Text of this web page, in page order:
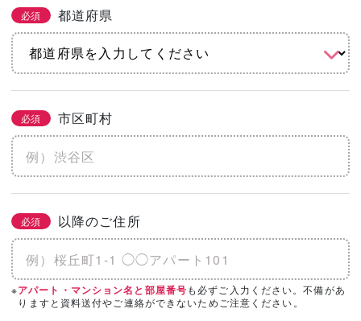
必須 都道府県
必須 市区町村
必須 以降のご住所
※アパート・マンション名と部屋番号も必ずご入力ください。不備があ
りますと資料送付やご連絡ができないためご注意ください。